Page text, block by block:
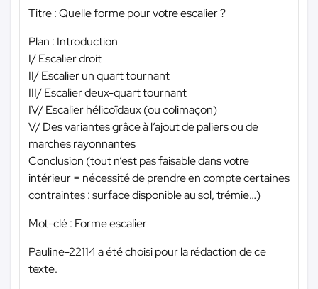
Titre : Quelle forme pour votre escalier ?
Plan : Introduction
I/ Escalier droit
II/ Escalier un quart tournant
III/ Escalier deux-quart tournant
IV/ Escalier hélicoïdaux (ou colimaçon)
V/ Des variantes grâce à l’ajout de paliers ou de
marches rayonnantes
Conclusion (tout n’est pas faisable dans votre
intérieur = nécessité de prendre en compte certaines
contraintes : surface disponible au sol, trémie…)
Mot-clé : Forme escalier
Pauline-22114 a été choisi pour la rédaction de ce
texte.